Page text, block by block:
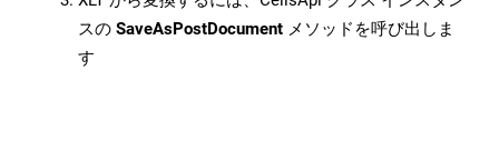
スの SaveAsPostDocument メソッドを呼び出しま
す